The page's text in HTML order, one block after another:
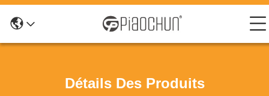
Détails Des Produits